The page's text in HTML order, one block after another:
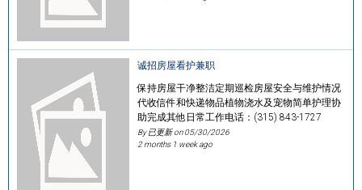
诚招房屋看护兼职
保持房屋干净整洁定期巡检房屋安全与维护情况
代收信件和快递物品植物浇水及宠物简单护理协
助完成其他日常工作电话：(315) 843-1727
By 已更新 on05/30/2026
2 months 1 week ago